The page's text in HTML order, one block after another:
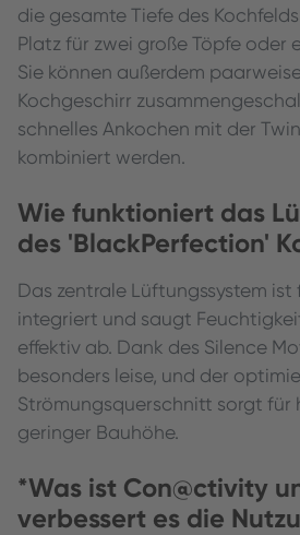
die gesamte Tiefe des
Platz für zwei große Töpfe oder
Sie können außerdem
Kochgeschirr
schnelles Ankochen mit der
kombiniert werden.
Wie funktioniert das
des 'BlackPerfection'
Das zentrale Lüftungssystem
integriert und saugt
effektiv ab. Dank des Silence
besonders leise, und der
Strömungsquerschnitt sorgt für
geringer Bauhöhe.
*Was ist Con@ctivity
verbessert es die